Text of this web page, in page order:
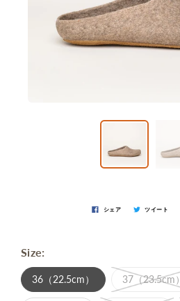
シェア ツイート
Size:
36（22.5cm） 37（23.5cm）